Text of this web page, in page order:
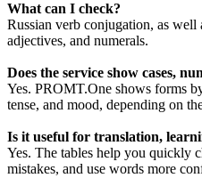
What can I check?
Russian verb conjugation, as well
adjectives, and numerals.
Does the service show cases,
Yes. PROMT.One shows forms
tense, and mood, depending on
Is it useful for translation,
Yes. The tables help you quickly
mistakes, and use words more